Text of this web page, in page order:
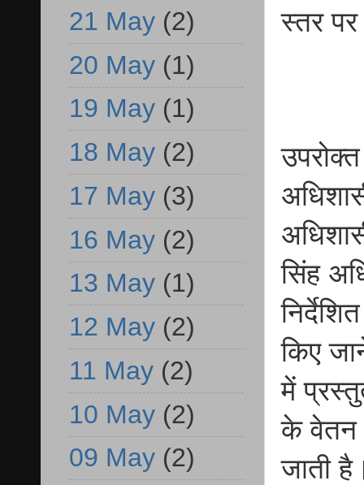
स्तर पर
सिंह
किए
में
के वेतन
जाती
21 May (2)
20 May (1)
19 May (1)
18 May (2)
17 May (3)
16 May (2)
13 May (1)
12 May (2)
11 May (2)
10 May (2)
09 May (2)